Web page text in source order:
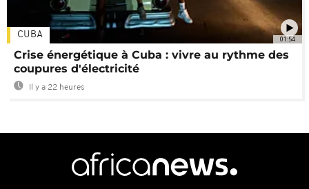
01:54
CUBA
Crise énergétique à Cuba : vivre au rythme des
coupures d'électricité
Il y a 22 heures